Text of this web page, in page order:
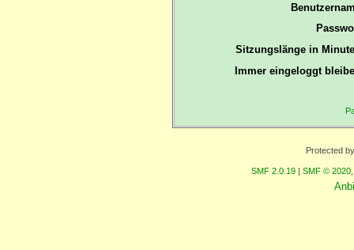
Sitzungslänge in
Immer eingeloggt
Protected
SMF 2.0.19 | SMF © 2020